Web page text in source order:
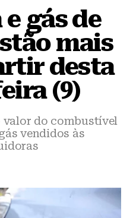
gás de
mais
desta
(9)
valor do combustível
vendidos às